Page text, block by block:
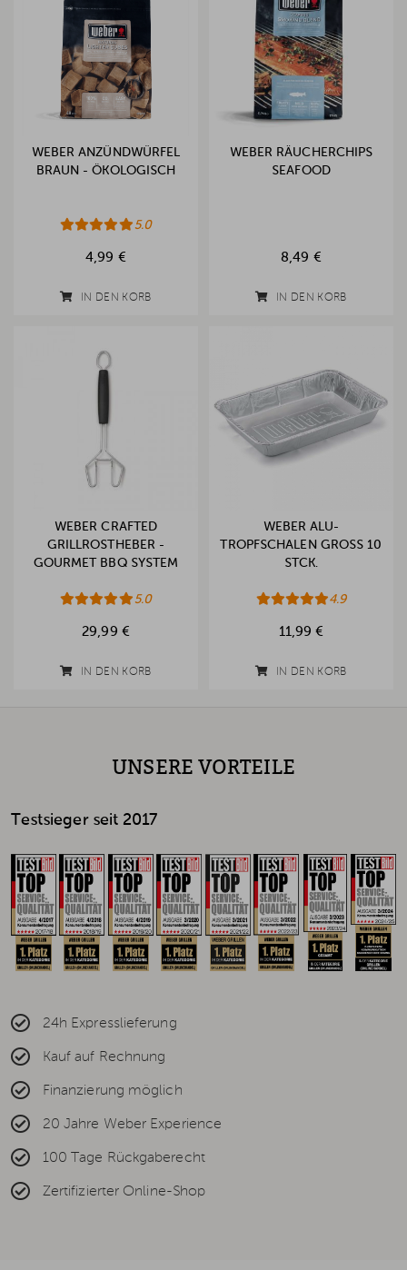
WEBER ANZÜNDWÜRFEL
BRAUN - ÖKOLOGISCH
5.0
4,99 €
IN DEN KORB
WEBER RÄUCHERCHIPS
SEAFOOD
8,49 €
IN DEN KORB
WEBER CRAFTED
GRILLROSTHEBER -
GOURMET BBQ SYSTEM
5.0
29,99 €
IN DEN KORB
WEBER ALU-
TROPFSCHALEN GROSS 10 S
TCK.
4.9
11,99 €
IN DEN KORB
UNSERE VORTEILE
Testsieger seit 2017
24h Expresslieferung
Kauf auf Rechnung
Finanzierung möglich
20 Jahre Weber Experience
100 Tage Rückgaberecht
Zertifizierter Online-Shop